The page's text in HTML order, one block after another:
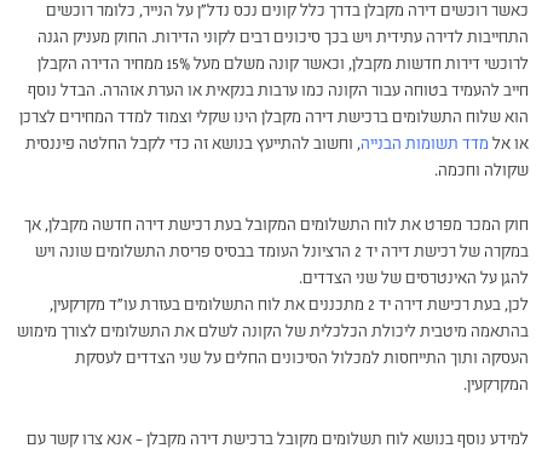
כאשר רוכשים דירה מקבלן בדרך כלל קונים נכס נדל"ן על הנייר, כלומר רוכשים
התחייבות לדירה עתידית ויש בכך סיכונים רבים לקוני הדירות. החוק מעניק הגנה
לרוכשי דירות חדשות מקבלן, וכאשר קונה משלם מעל 15% ממחיר הדירה הקבלן
חייב להעמיד בטוחה עבור הקונה כמו ערבות בנקאית או הערת אזהרה. הבדל נוסף
הוא שלוח התשלומים ברכישת דירה מקבלן הינו שקלי וצמוד למדד המחירים לצרכן
או אל מדד תשומות הבנייה, וחשוב להתייעץ בנושא זה כדי לקבל החלטה פיננסית
שקולה וחכמה.
חוק המכר מפרט את לוח התשלומים המקובל בעת רכישת דירה חדשה מקבלן, אך
במקרה של רכישת דירה יד 2 הרציונל העומד בבסיס פריסת התשלומים שונה ויש
להגן על האינטרסים של שני הצדדים.
לכן, בעת רכישת דירה יד 2 מתכננים את לוח התשלומים בעזרת עו"ד מקרקעין,
בהתאמה מיטבית ליכולת הכלכלית של הקונה לשלם את התשלומים לצורך מימוש
העסקה ותוך התייחסות למכלול הסיכונים החלים על שני הצדדים לעסקת
המקרקעין.
למידע נוסף בנושא לוח תשלומים מקובל ברכישת דירה מקבלן – אנא צרו קשר עם